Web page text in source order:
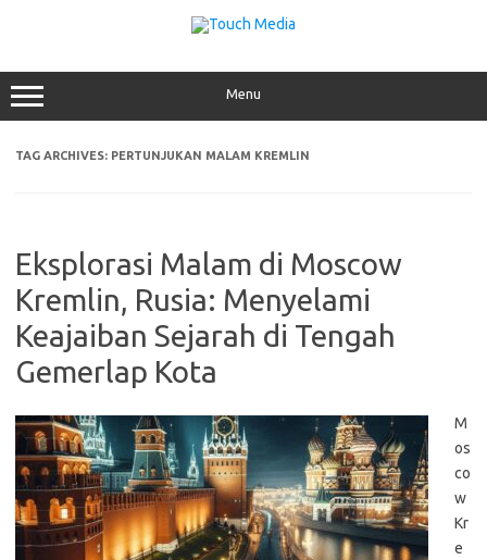
Menu
TAG ARCHIVES: PERTUNJUKAN MALAM KREMLIN
Eksplorasi Malam di Moscow
Kremlin, Rusia: Menyelami
Keajaiban Sejarah di Tengah
Gemerlap Kota
M
os
co
w
Kr
e